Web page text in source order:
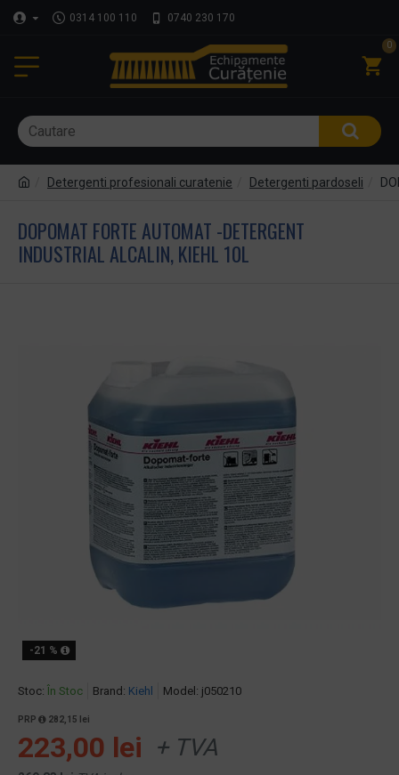
0314 100 110 0740 230 170
0
Detergenti profesionali curatenie Detergenti pardoseli
DOPOMAT FORTE AUTOMAT -DETERGENT
INDUSTRIAL ALCALIN, KIEHL 10L
-21 %
Stoc: În Stoc Brand: Kiehl Model: j050210
PRP 282,15 lei
223,00 lei + TVA